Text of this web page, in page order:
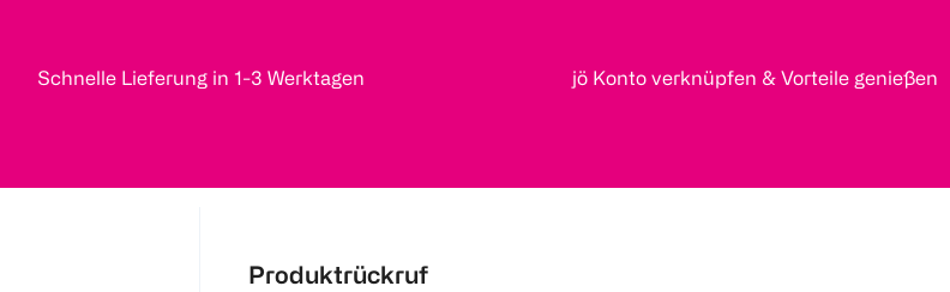
Schnelle Lieferung in 1-3 Werktagen jö Konto verknüpfen & Vorteile genießen
Produktrückruf